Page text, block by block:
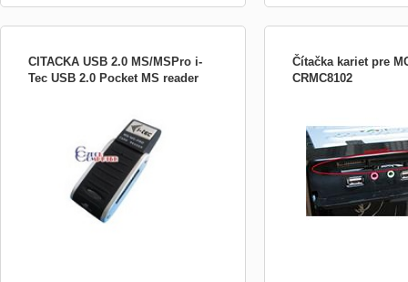
CITACKA USB 2.0 MS/MSPro i-
Tec USB 2.0 Pocket MS reader
používají v digitálních fotoaparátech pro
uložení snímků. Po nafocení je
samozřejmě třeba přenést nafocené
snímky do počítače. Snad každý digitální
fotoaparát je proto vybaven rozhraním pro
připojení k počítači
Čítačka kariet pre
CRMC8102
SDHC, microSD